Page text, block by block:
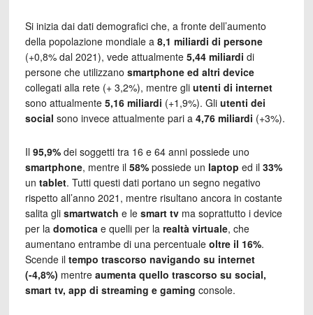
Si inizia dai dati demografici che, a fronte dell’aumento
della popolazione mondiale a 8,1 miliardi di persone
(+0,8% dal 2021), vede attualmente 5,44 miliardi di
persone che utilizzano smartphone ed altri device
collegati alla rete (+ 3,2%), mentre gli utenti di internet
sono attualmente 5,16 miliardi (+1,9%). Gli utenti dei
social sono invece attualmente pari a 4,76 miliardi (+3%).
Il 95,9%dei soggetti tra 16 e 64 anni possiede uno
smartphone, mentre il 58%possiede un laptop ed il 33%
un tablet. Tutti questi dati portano un segno negativo
rispetto all’anno 2021, mentre risultano ancora in costante
salita gli smartwatch e le smart tvma soprattutto i device
per la domotica e quelli per la realtà virtuale, che
aumentano entrambe di una percentuale oltre il 16%.
Scende il tempo trascorso navigando su internet
(-4,8%) mentre aumenta quello trascorso su social,
smart tv, app di streaming e gaming console.